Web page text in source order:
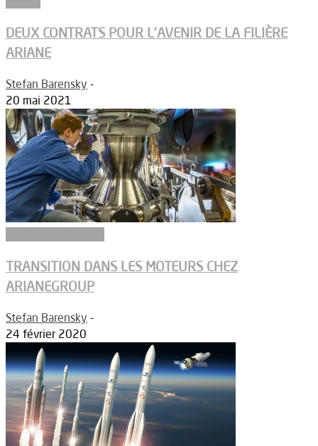
DEUX CONTRATS POUR L’AVENIR DE LA FILIÈRE
ARIANE
Stefan Barensky -
20 mai 2021
TRANSITION DANS LES MOTEURS CHEZ
ARIANEGROUP
Stefan Barensky -
24 février 2020